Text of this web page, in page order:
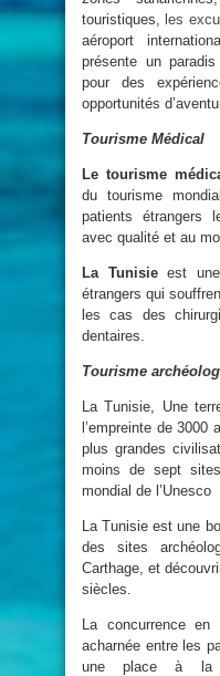
touristiques,les
aéroport
présente un
pour des
opportunités
Tourisme Médical
Le tourisme
du tourisme
patients étrangers
avec qualité et au
La Tunisieest une
étrangers qui
les cas des
dentaires.
Tourisme
La Tunisie, Une
l’empreinte de 3000
plus grandes
moins de sept
mondial de l’Unesco
La Tunisie est une
des sites
Carthage, et
siècles.
La concurrence en
acharnée entre les
une place à la